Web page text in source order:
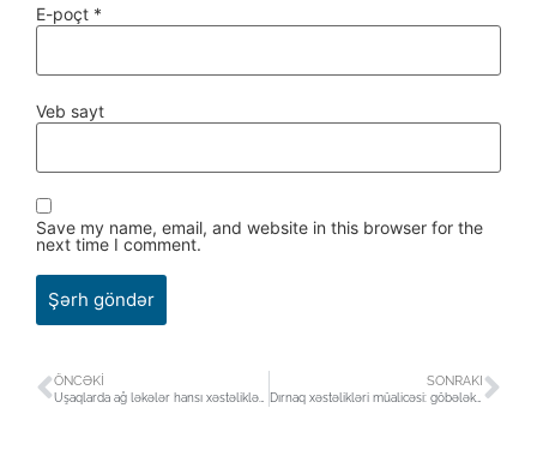
E-poçt *
Veb sayt
Save my name, email, and website in this browser for the
next time I comment.
ÖNCƏKI SONRAKI
Dırnaq xəstəlikləri müalicəsi: göbələk, qaralma və qalınlaşma